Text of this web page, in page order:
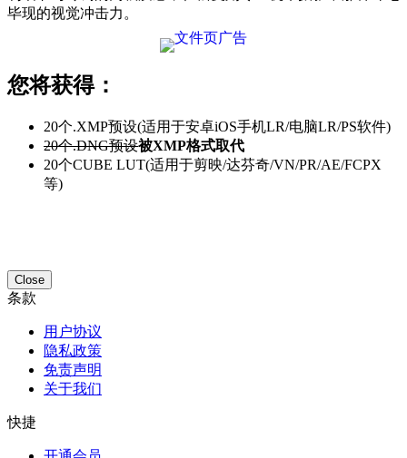
毕现的视觉冲击力。
您将获得：
20个.XMP预设(适用于安卓iOS手机LR/电脑LR/PS软件)
20个.DNG预设被XMP格式取代
20个CUBE LUT(适用于剪映/达芬奇/VN/PR/AE/FCPX
等)
Close
条款
用户协议
隐私政策
免责声明
关于我们
快捷